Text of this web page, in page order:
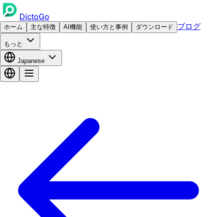
DictoGo
ホーム 主な特徴 AI機能 使い方と事例 ダウンロード ブログ
もっと
Japanese